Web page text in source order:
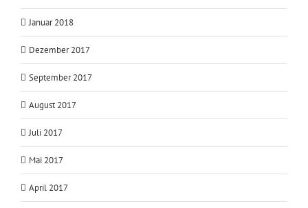
Januar 2018
Dezember 2017
September 2017
August 2017
Juli 2017
Mai 2017
April 2017